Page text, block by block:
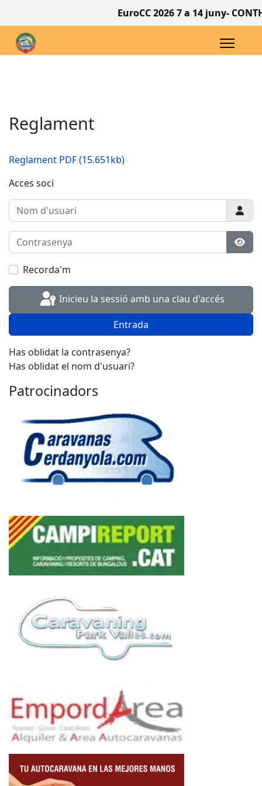
EuroCC 2026 7 a 14 juny-
Reglament
Reglament PDF (15.651kb)
Acces soci
Nom d'usuari
Contrasenya
Recorda'm
Inicieu la sessió amb una clau d'accés
Entrada
Has oblidat la contrasenya?
Has oblidat el nom d'usuari?
Patrocinadors